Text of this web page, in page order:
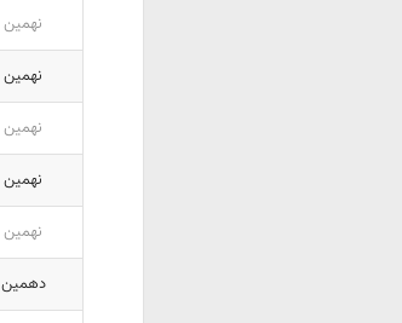
نهمین
نهمین
نهمین
نهمین
نهمین
دهمین